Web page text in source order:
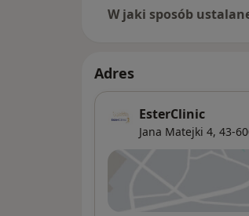
W jaki sposób
Adres
EsterClinic
Jana Matejki 4, 43-